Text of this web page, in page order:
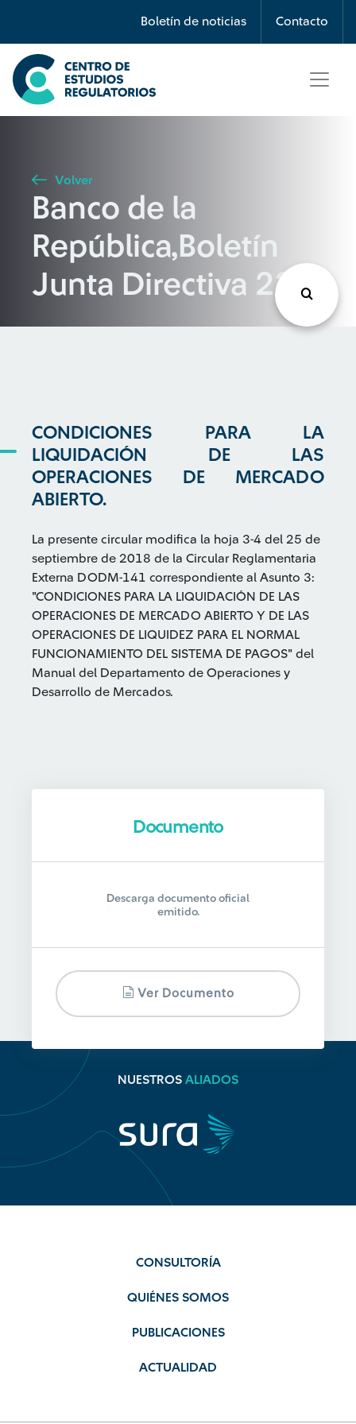
Boletín de noticias Contacto
Búsqueda
Seleccione país
Buscar
Volver
Banco de la
República,Boletín
Junta Directiva 23
CONDICIONES PARA LA
LIQUIDACIÓN DE LAS
OPERACIONES DE MERCADO
ABIERTO.
La presente circular modifica la hoja 3-4 del 25 de
septiembre de 2018 de la Circular Reglamentaria
Externa DODM-141 correspondiente al Asunto 3:
"CONDICIONES PARA LA LIQUIDACIÓN DE LAS
OPERACIONES DE MERCADO ABIERTO Y DE LAS
OPERACIONES DE LIQUIDEZ PARA EL NORMAL
FUNCIONAMIENTO DEL SISTEMA DE PAGOS" del
Manual del Departamento de Operaciones y
Desarrollo de Mercados.
Documento
Descarga documento oficial
emitido.
Ver Documento
NUESTROS ALIADOS
CONSULTORÍA
QUIÉNES SOMOS
PUBLICACIONES
ACTUALIDAD